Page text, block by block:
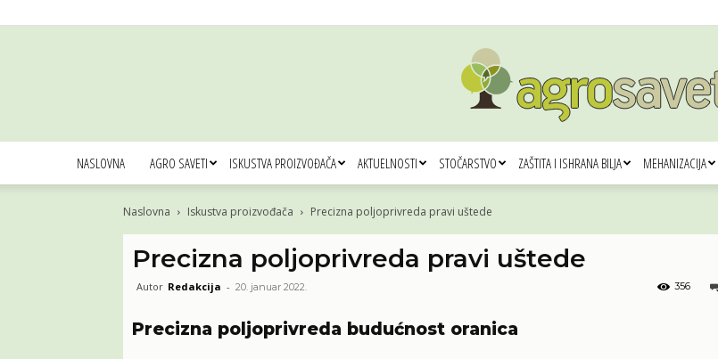
Agro
NASLOVNA AGRO SAVETI ISKUSTVA PROIZVOĐAČA AKTUELNOSTI STOČARSTVO ZAŠTITA I ISHRANA BILJA MEHANIZACIJA
Naslovna Iskustva proizvođača Precizna poljoprivreda pravi uštede
Precizna poljoprivreda pravi uštede
Autor Redakcija - 20. januar 2022. 356
Precizna poljoprivreda budućnost oranica